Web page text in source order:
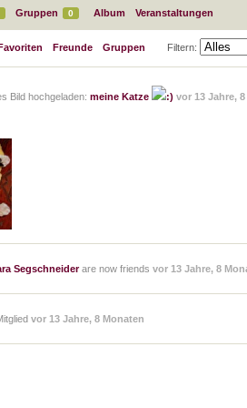
Gruppen 0 Album Veranstaltungen
Freunde Gruppen Filtern:
Bild hochgeladen: meine Katze
vor 13 Jahre, 8
Segschneiderare now friends vor 13 Jahre, 8
vor 13 Jahre, 8 Monaten